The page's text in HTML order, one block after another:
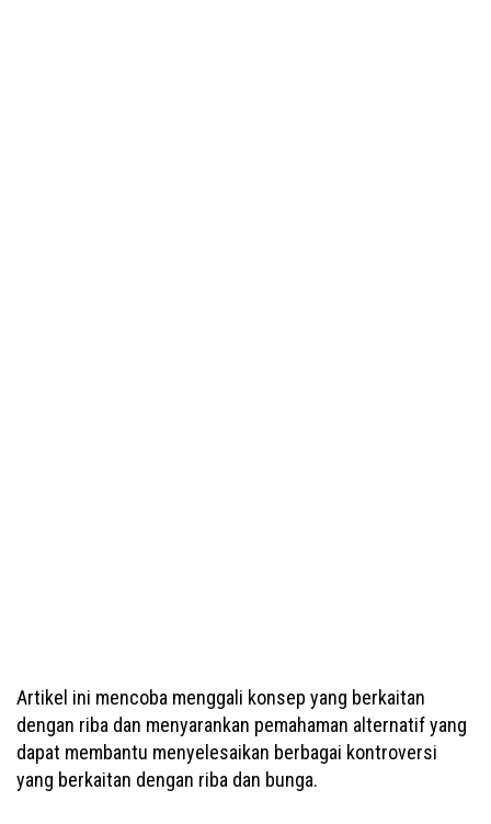
Artikel ini mencoba menggali konsep yang berkaitan
dengan riba dan menyarankan pemahaman alternatif yang
dapat membantu menyelesaikan berbagai kontroversi
yang berkaitan dengan riba dan bunga.